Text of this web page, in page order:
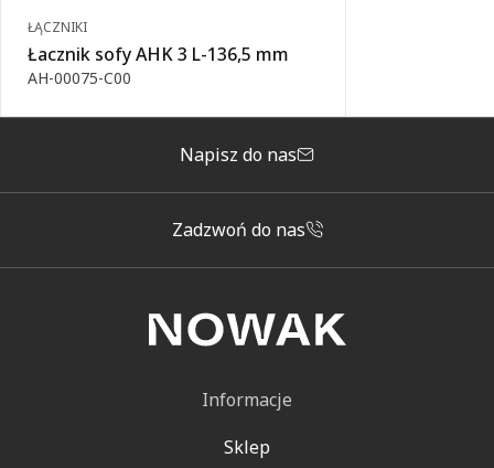
ŁĄCZNIKI
Łacznik sofy AHK 3 L-136,5 mm
AH-00075-C00
Napisz do nas
Zadzwoń do nas
Informacje
Sklep